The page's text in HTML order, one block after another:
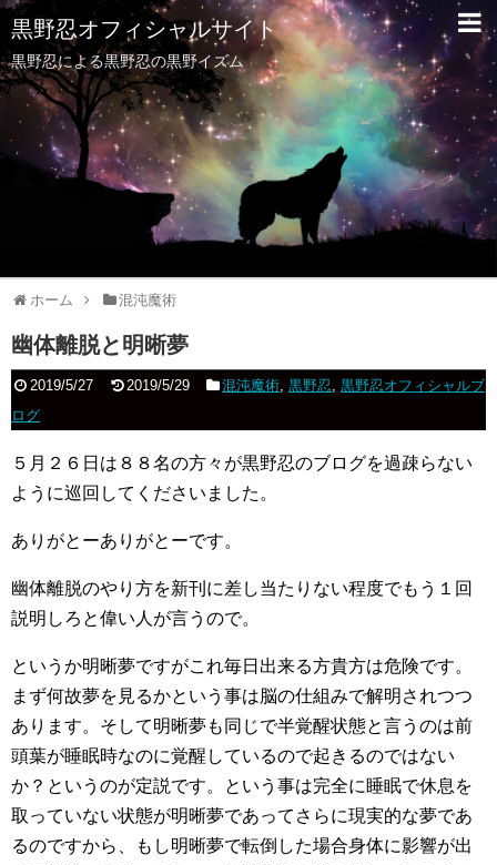
黒野忍オフィシャルサイト
黒野忍による黒野忍の黒野イズム
ホーム 混沌魔術
幽体離脱と明晰夢
2019/5/27 2019/5/29 混沌魔術,黒野忍,黒野忍オフィシャルブ
ログ
５月２６日は８８名の方々が黒野忍のブログを過疎らない
ように巡回してくださいました。
ありがとーありがとーです。
幽体離脱のやり方を新刊に差し当たりない程度でもう１回
説明しろと偉い人が言うので。
というか明晰夢ですがこれ毎日出来る方貴方は危険です。
まず何故夢を見るかという事は脳の仕組みで解明されつつ
あります。そして明晰夢も同じで半覚醒状態と言うのは前
頭葉が睡眠時なのに覚醒しているので起きるのではない
か？というのが定説です。という事は完全に睡眠で休息を
取っていない状態が明晰夢であってさらに現実的な夢であ
るのですから、もし明晰夢で転倒した場合身体に影響が出